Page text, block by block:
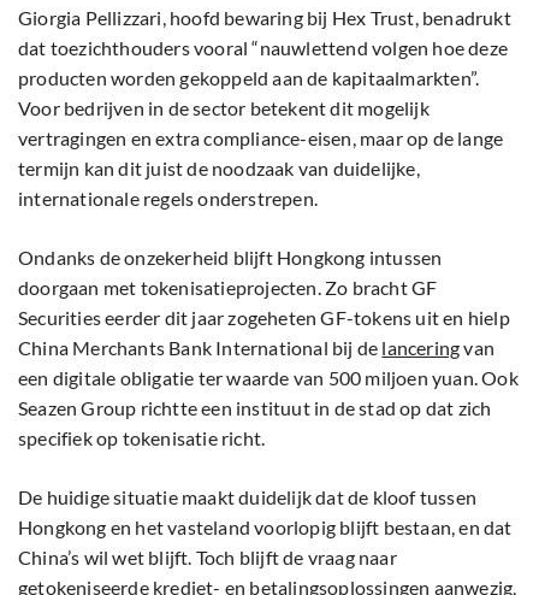
Giorgia Pellizzari, hoofd bewaring bij Hex Trust, benadrukt
dat toezichthouders vooral “nauwlettend volgen hoe deze
producten worden gekoppeld aan de kapitaalmarkten”.
Voor bedrijven in de sector betekent dit mogelijk
vertragingen en extra compliance-eisen, maar op de lange
termijn kan dit juist de noodzaak van duidelijke,
internationale regels onderstrepen.
Ondanks de onzekerheid blijft Hongkong intussen
doorgaan met tokenisatieprojecten. Zo bracht GF
Securities eerder dit jaar zogeheten GF-tokens uit en hielp
China Merchants Bank International bij de lanceringvan
een digitale obligatie ter waarde van 500 miljoen yuan. Ook
Seazen Group richtte een instituut in de stad op dat zich
specifiek op tokenisatie richt.
De huidige situatie maakt duidelijk dat de kloof tussen
Hongkong en het vasteland voorlopig blijft bestaan, en dat
China’s wil wet blijft. Toch blijft de vraag naar
getokeniseerde krediet- en betalingsoplossingen aanwezig,